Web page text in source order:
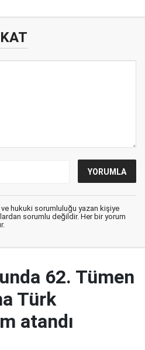
ve hukuki sorumluluğu yazan kişiye
sorumlu değildir. Her bir yorum
62. Tümen
Türk
atandı